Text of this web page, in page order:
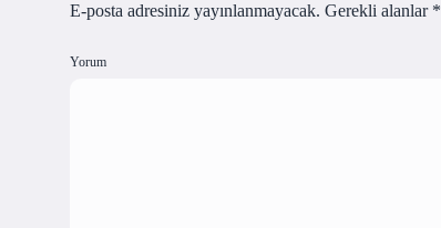
E-posta adresiniz yayınlanmayacak. Gerekli alanlar *
Yorum